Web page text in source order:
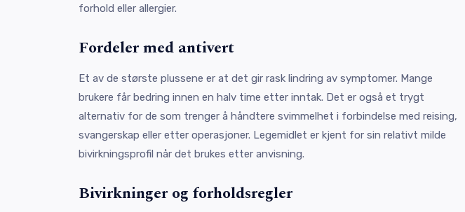
forhold eller allergier.
Fordeler med antivert
Et av de største plussene er at det gir rask lindring av symptomer. Mange
brukere får bedring innen en halv time etter inntak. Det er også et trygt
alternativ for de som trenger å håndtere svimmelhet i forbindelse med reising,
svangerskap eller etter operasjoner. Legemidlet er kjent for sin relativt milde
bivirkningsprofil når det brukes etter anvisning.
Bivirkninger og forholdsregler